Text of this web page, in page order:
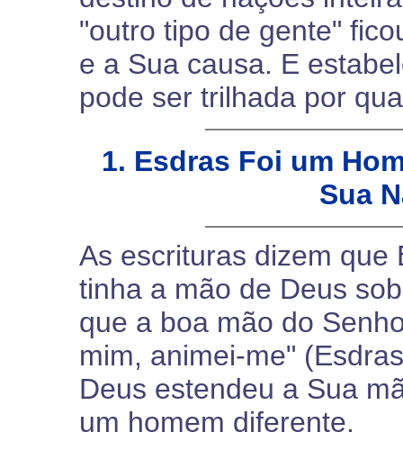
"outro tipo de gente"
e a Sua causa. E
pode ser trilhada por
1. Esdras Foi um
Sua
As escrituras dizem que
tinha a mão de Deus
que a boa mão do
mim, animei-me"
Deus estendeu a Sua
um homem diferente.